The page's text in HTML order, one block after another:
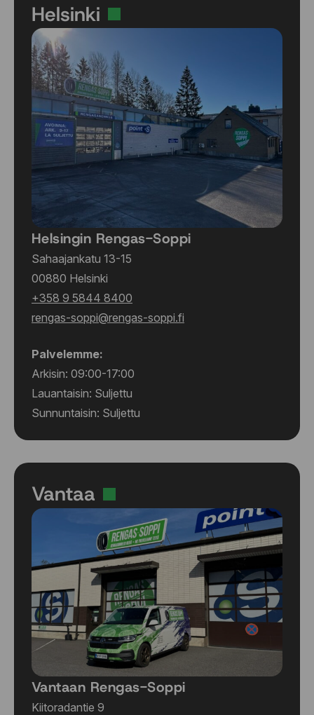
Helsinki
Helsingin Rengas-Soppi
Sahaajankatu 13-15
00880 Helsinki
+358 9 5844 8400
rengas-soppi@rengas-soppi.fi
Palvelemme:
Arkisin: 09:00-17:00
Lauantaisin: Suljettu
Sunnuntaisin: Suljettu
Vantaa
Vantaan Rengas-Soppi
Kiitoradantie 9